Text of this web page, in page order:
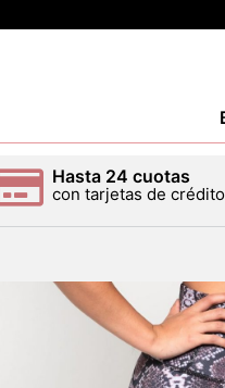
Hasta 24 cuotas
con tarjetas de crédito